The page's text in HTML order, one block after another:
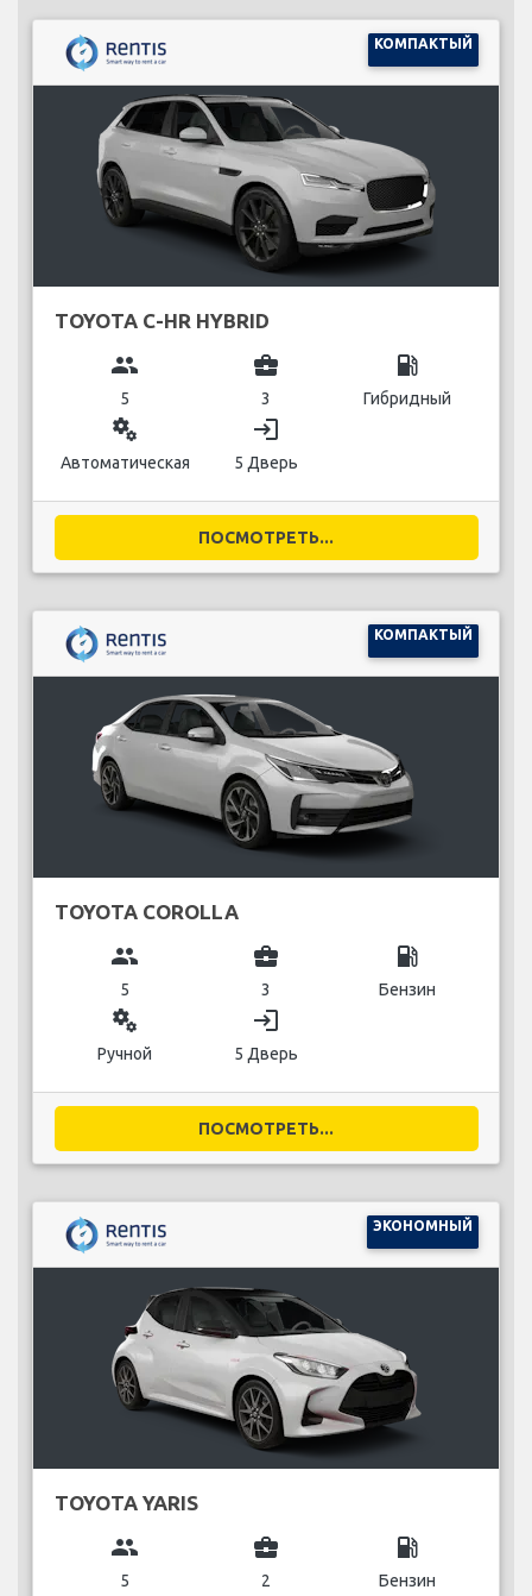
КОМПАКТЫЙ
TOYOTA C-HR HYBRID
group
5
business_center
3
local_gas_station
Гибридный
miscellaneous_services
Автоматическая
login
5 Дверь
ПОСМОТРЕТЬ...
КОМПАКТЫЙ
TOYOTA COROLLA
group
5
business_center
3
local_gas_station
Бензин
miscellaneous_services
Ручной
login
5 Дверь
ПОСМОТРЕТЬ...
ЭКОНОМНЫЙ
TOYOTA YARIS
group
5
business_center
2
local_gas_station
Бензин